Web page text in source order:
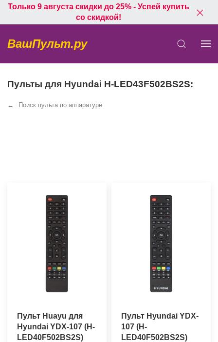
Только 9 августа скидки до 25% - Успей купить
со скидкой!
ВашПульт.ру
Пульты для Hyundai H-LED43F502BS2S:
Поиск пульта по аппаратуре
Пульт Huayu для
Hyundai YDX-107 (H-
LED40F502BS2S)
Пульт Hyundai YDX-
107 (H-
LED40F502BS2S)